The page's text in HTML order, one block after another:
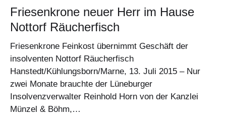
Friesenkrone neuer Herr im Hause
Nottorf Räucherfisch
Friesenkrone Feinkost übernimmt Geschäft der
insolventen Nottorf Räucherfisch
Hanstedt/Kühlungsborn/Marne, 13. Juli 2015 – Nur
zwei Monate brauchte der Lüneburger
Insolvenzverwalter Reinhold Horn von der Kanzlei
Münzel & Böhm,…